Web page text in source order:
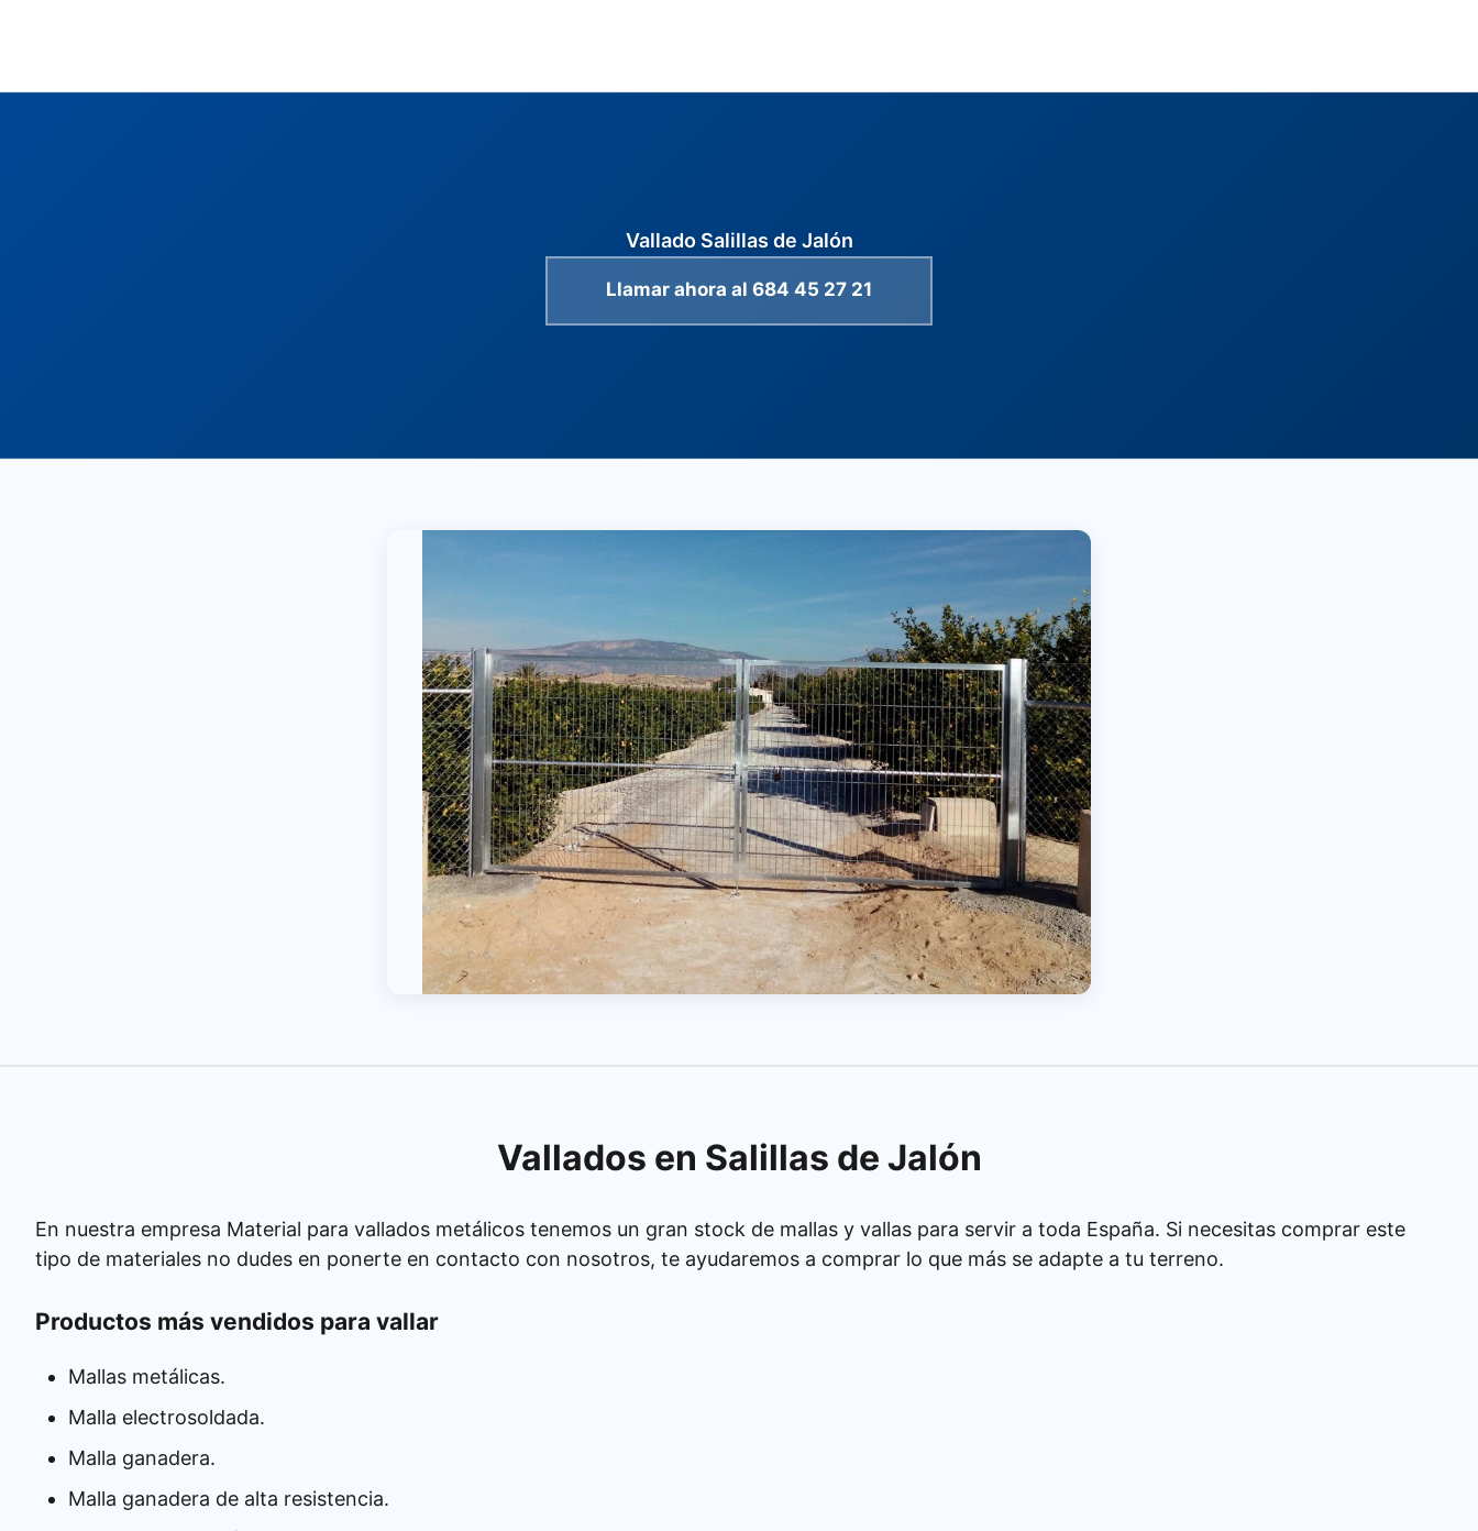
Vallado Salillas de Jalón
Llamar ahora al 684 45 27 21
Vallados en Salillas de Jalón
En nuestra empresa Material para vallados metálicos tenemos un gran stock de mallas y vallas para servir a toda España. Si necesitas comprar este
tipo de materiales no dudes en ponerte en contacto con nosotros, te ayudaremos a comprar lo que más se adapte a tu terreno.
Productos más vendidos para vallar
Mallas metálicas.
Malla electrosoldada.
Malla ganadera.
Malla ganadera de alta resistencia.